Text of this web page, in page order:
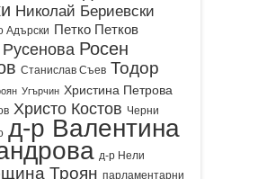
Николай Бериевски
Адърски Петко Петков
Росен
Станислав Съев Тодор
Угърчин Христина Петрова
Христо Костов Черни
д-р Валентина
д-р Нели
Троян парламентарни